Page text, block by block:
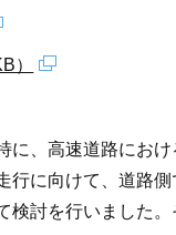
）
に、高速道路にお
行に向けて、道路
討を行いました。